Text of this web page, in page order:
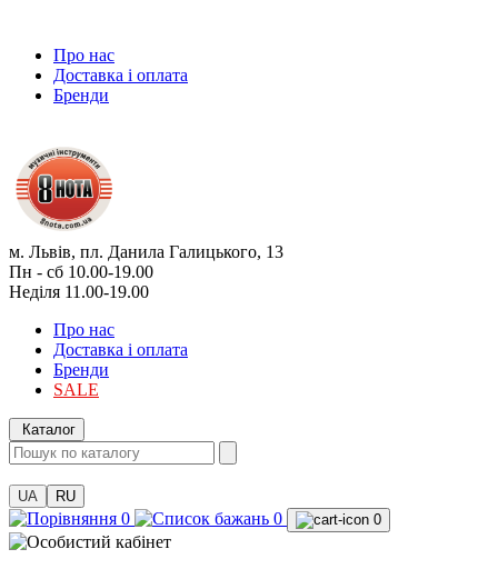
Про нас
Доставка і оплата
Бренди
м. Львів, пл. Данила Галицького, 13
Пн - сб 10.00-19.00
Неділя 11.00-19.00
Про нас
Доставка і оплата
Бренди
SALE
Каталог
UA RU
0 0 0